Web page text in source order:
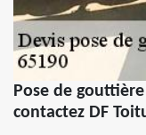
Pose de
contactez DF